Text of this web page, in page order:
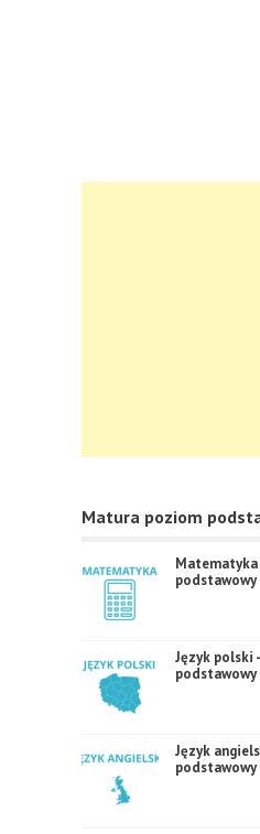
Matura poziom
podstawowy
Język polski
podstawowy
Język
podstawowy